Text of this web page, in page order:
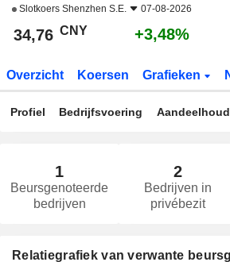
Slotkoers Shenzhen S.E. 07-08-2026
34,76 CNY +3,48%
Overzicht Koersen Grafieken
Profiel Bedrijfsvoering
1
Beursgenoteerde
bedrijven
2
Bedrijven in
privébezit
Relatiegrafiek van verwante